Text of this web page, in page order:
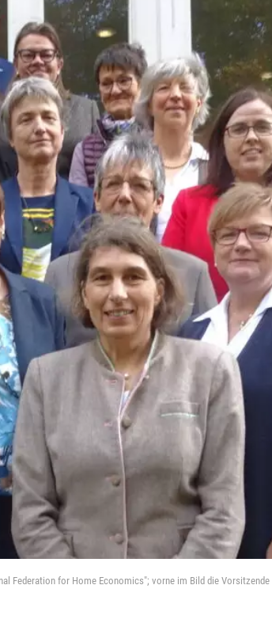
Federation for Home Economics"; vorne im Bild die